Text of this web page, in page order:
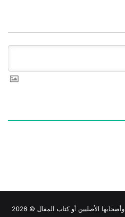
وأصحابها الأصليين أو كتاب المقال © 2026